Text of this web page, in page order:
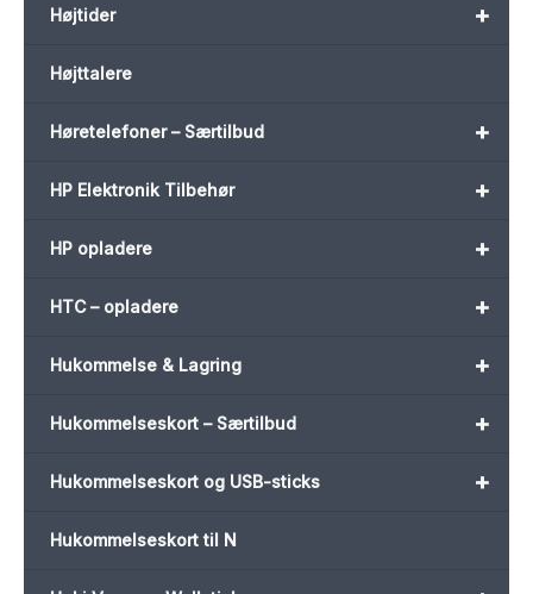
+
Højtider
Højttalere
+
Høretelefoner – Særtilbud
+
HP Elektronik Tilbehør
+
HP opladere
+
HTC – opladere
+
Hukommelse & Lagring
+
Hukommelseskort – Særtilbud
+
Hukommelseskort og USB-sticks
Hukommelseskort til N